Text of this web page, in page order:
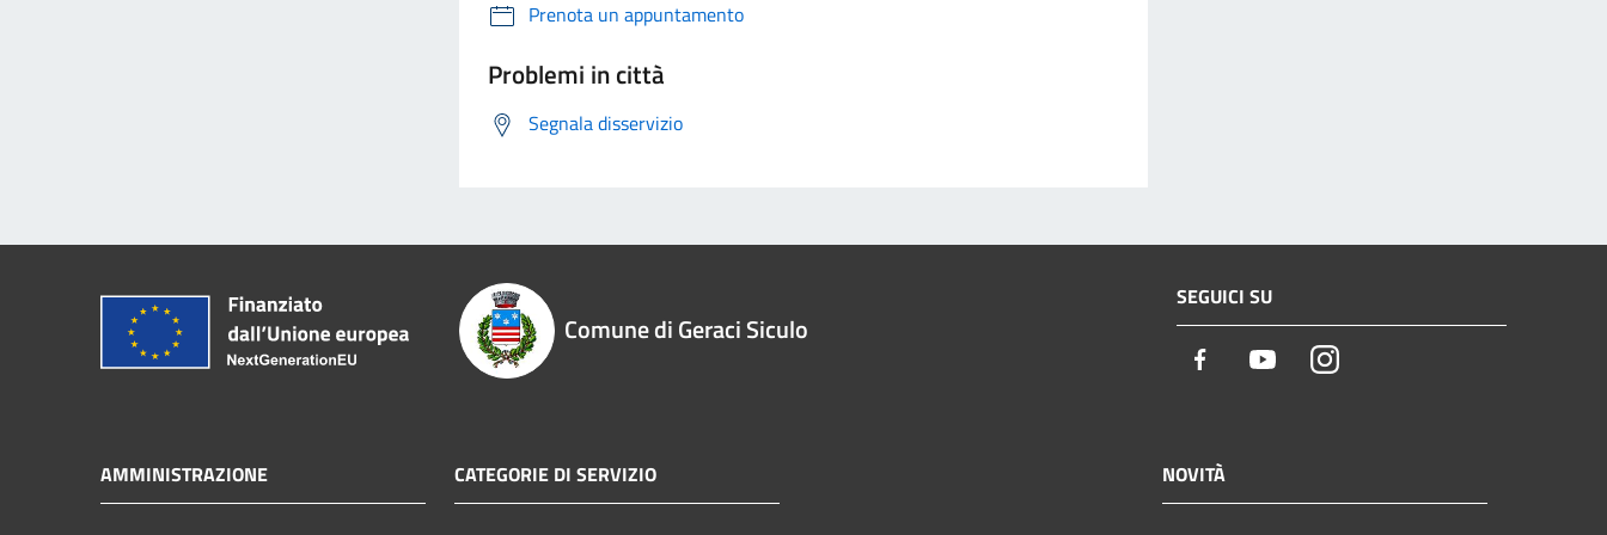
Prenota un appuntamento
Problemi in città
Segnala disservizio
Comune di Geraci Siculo
SEGUICI SU
Facebook YoutubeInstagram
AMMINISTRAZIONE CATEGORIE DI SERVIZIO NOVITÀ